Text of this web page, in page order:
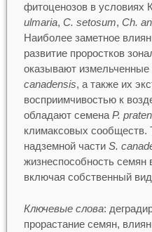
фитоценозов в условиях
ulmaria, C. setosum, Ch.
Наиболее заметное
развитие проростков
оказывают измельченные
canadensis, а также их
восприимчивостью к
обладают семена P.
климаксовых сообществ.
надземной части S.
жизнеспособность семян
включая собственный
Ключевые слова:
прорастание семян,